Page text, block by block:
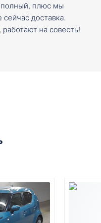
полный, плюс мы
сейчас доставка.
на совесть!